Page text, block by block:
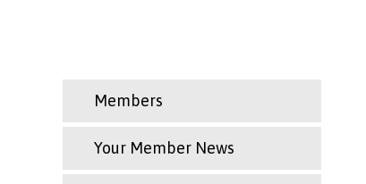
Members
Your Member News